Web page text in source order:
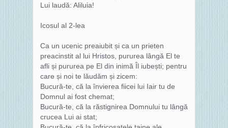
Lui laudă: Aliluia!
Icosul al 2-lea
Ca un ucenic preaiubit și ca un prieten
preacinstit al lui Hristos, pururea lângă El te
afli și pururea pe El din inimă Îl iubești; pentru
care și noi te lăudăm și zicem:
Bucură-te, că la învierea fiicei lui Iair tu de
Domnul ai fost chemat;
Bucură-te, că la răstignirea Domnului tu lângă
crucea Lui ai stat;